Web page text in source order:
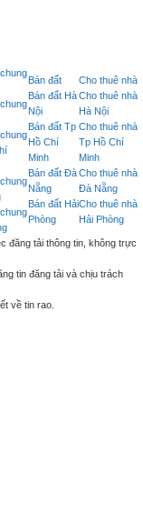
phía trên mặt đất) và âm
là hướng cửa chính
phối, nghĩa là hướng
sinh đều sinh ra từ đây.
đối với bếp điện, bếp gas.
(Tuyệt Mệnh); Đông Bắc
sổ phía sau, tránh giáp các
là xả trôi những điều
Bán đất
Bán đất Hà
Nội
Bán đất Tp
Hồ Chí
Minh
Bán đất Đà
Nẵng
Bán đất Hải
Phòng
Cho thuê nhà
Cho thuê nhà
Hà Nội
Cho thuê nhà
Tp Hồ Chí
Minh
Cho thuê nhà
Đà Nẵng
Cho thuê nhà
Hải Phòng
đăng tải thông tin, không trực
tin đăng tải và chịu trách
về tin rao.